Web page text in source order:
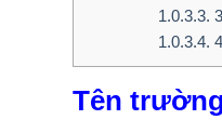
1.0.3.3.
1.0.3.4.
Tên